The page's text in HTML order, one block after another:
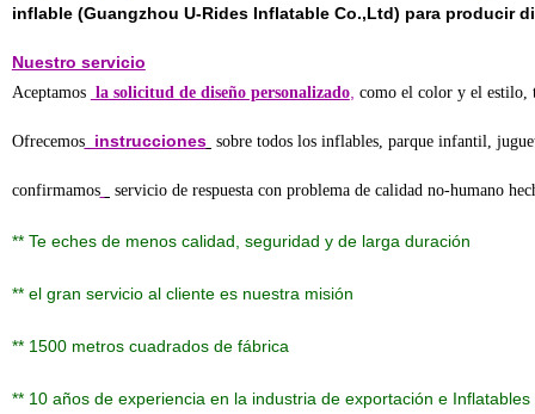
inflable (Guangzhou U-Rides Inflatable Co.,Ltd) para producir
Nuestro servicio
Aceptamos la solicitud de diseño personalizado, como el color y el estilo,
Ofrecemos instrucciones sobre todos los inflables, parque infantil,
confirmamos servicio de respuesta con problema de calidad no-humano
** Te eches de menos calidad, seguridad y de larga duración
** el gran servicio al cliente es nuestra misión
** 1500 metros cuadrados de fábrica
** 10 años de experiencia en la industria de exportación e Inflatables